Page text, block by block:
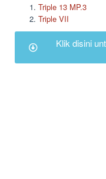
Triple 13 MP.3
Triple VII
Klik disini